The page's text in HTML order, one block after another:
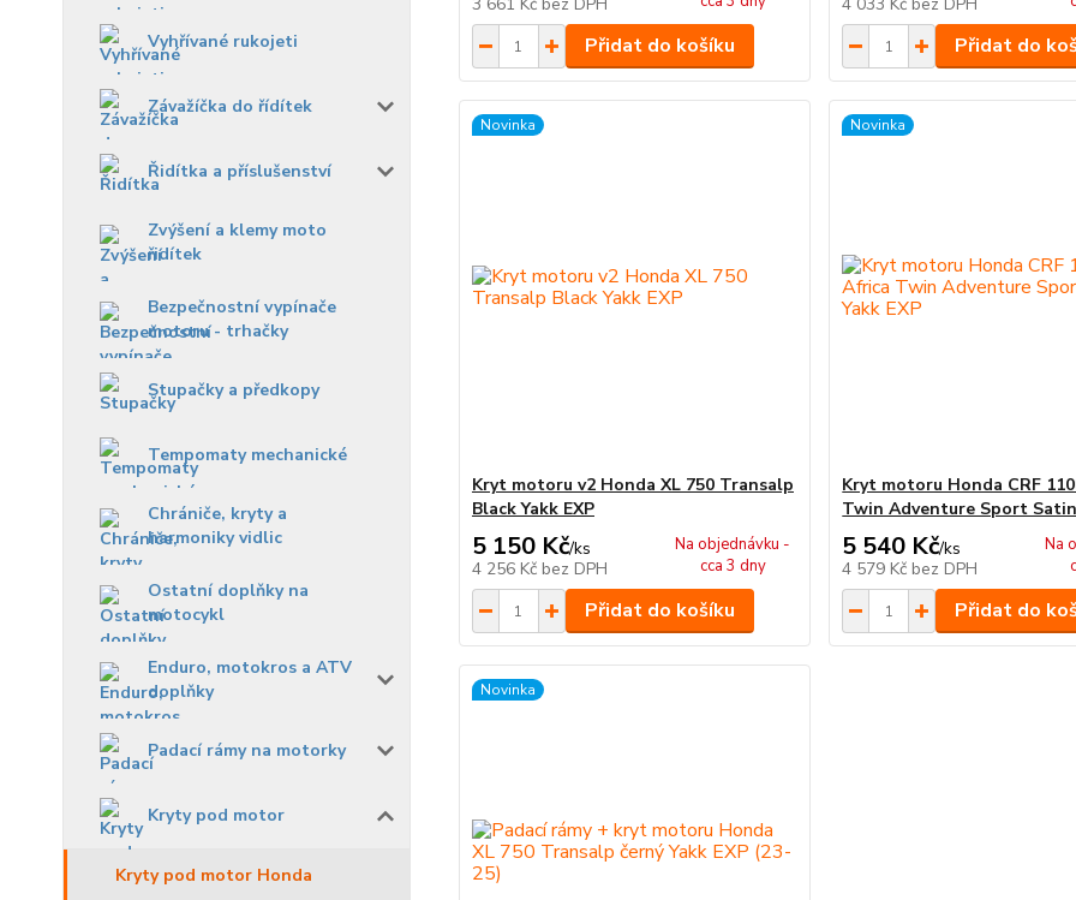
Vyhřívané rukojeti
Závažíčka do řídítek
Řidítka a příslušenství
Zvýšení a klemy moto
řidítek
Bezpečnostní vypínače
motoru - trhačky
Stupačky a předkopy
Tempomaty mechanické
Chrániče, kryty a
harmoniky vidlic
Ostatní doplňky na
motocykl
Enduro, motokros a ATV
doplňky
Padací rámy na motorky
Kryty pod motor
Kryty pod motor Honda
Přidat do košíku Přidat do
Novinka
Kryt motoru v2 Honda XL 750 Transalp
Black Yakk EXP
5 150 Kč/ks
4 256 Kč bez DPH
Na objednávku -
cca 3 dny
Přidat do košíku
Novinka
Kryt motoru Honda CRF
Twin Adventure Sport Satin
5 540 Kč/ks
4 579 Kč bez DPH
Na
Přidat do
Novinka